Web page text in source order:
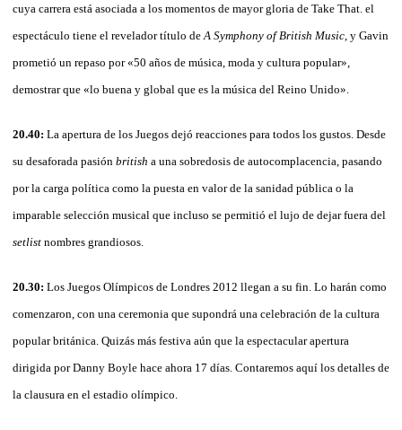
cuya carrera está asociada a los momentos de mayor gloria de Take That. el
espectáculo tiene el revelador título de A Symphony of British Music , y Gavin
prometió un repaso por «50 años de música, moda y cultura popular»,
demostrar que «lo buena y global que es la música del Reino Unido».
20.40: La apertura de los Juegos dejó reacciones para todos los gustos. Desde
su desaforada pasión british a una sobredosis de autocomplacencia, pasando
por la carga política como la puesta en valor de la sanidad pública o la
imparable selección musical que incluso se permitió el lujo de dejar fuera del
setlist nombres grandiosos.
20.30: Los Juegos Olímpicos de Londres 2012 llegan a su fin. Lo harán como
comenzaron, con una ceremonia que supondrá una celebración de la cultura
popular británica. Quizás más festiva aún que la espectacular apertura
dirigida por Danny Boyle hace ahora 17 días. Contaremos aquí los detalles de
la clausura en el estadio olímpico.